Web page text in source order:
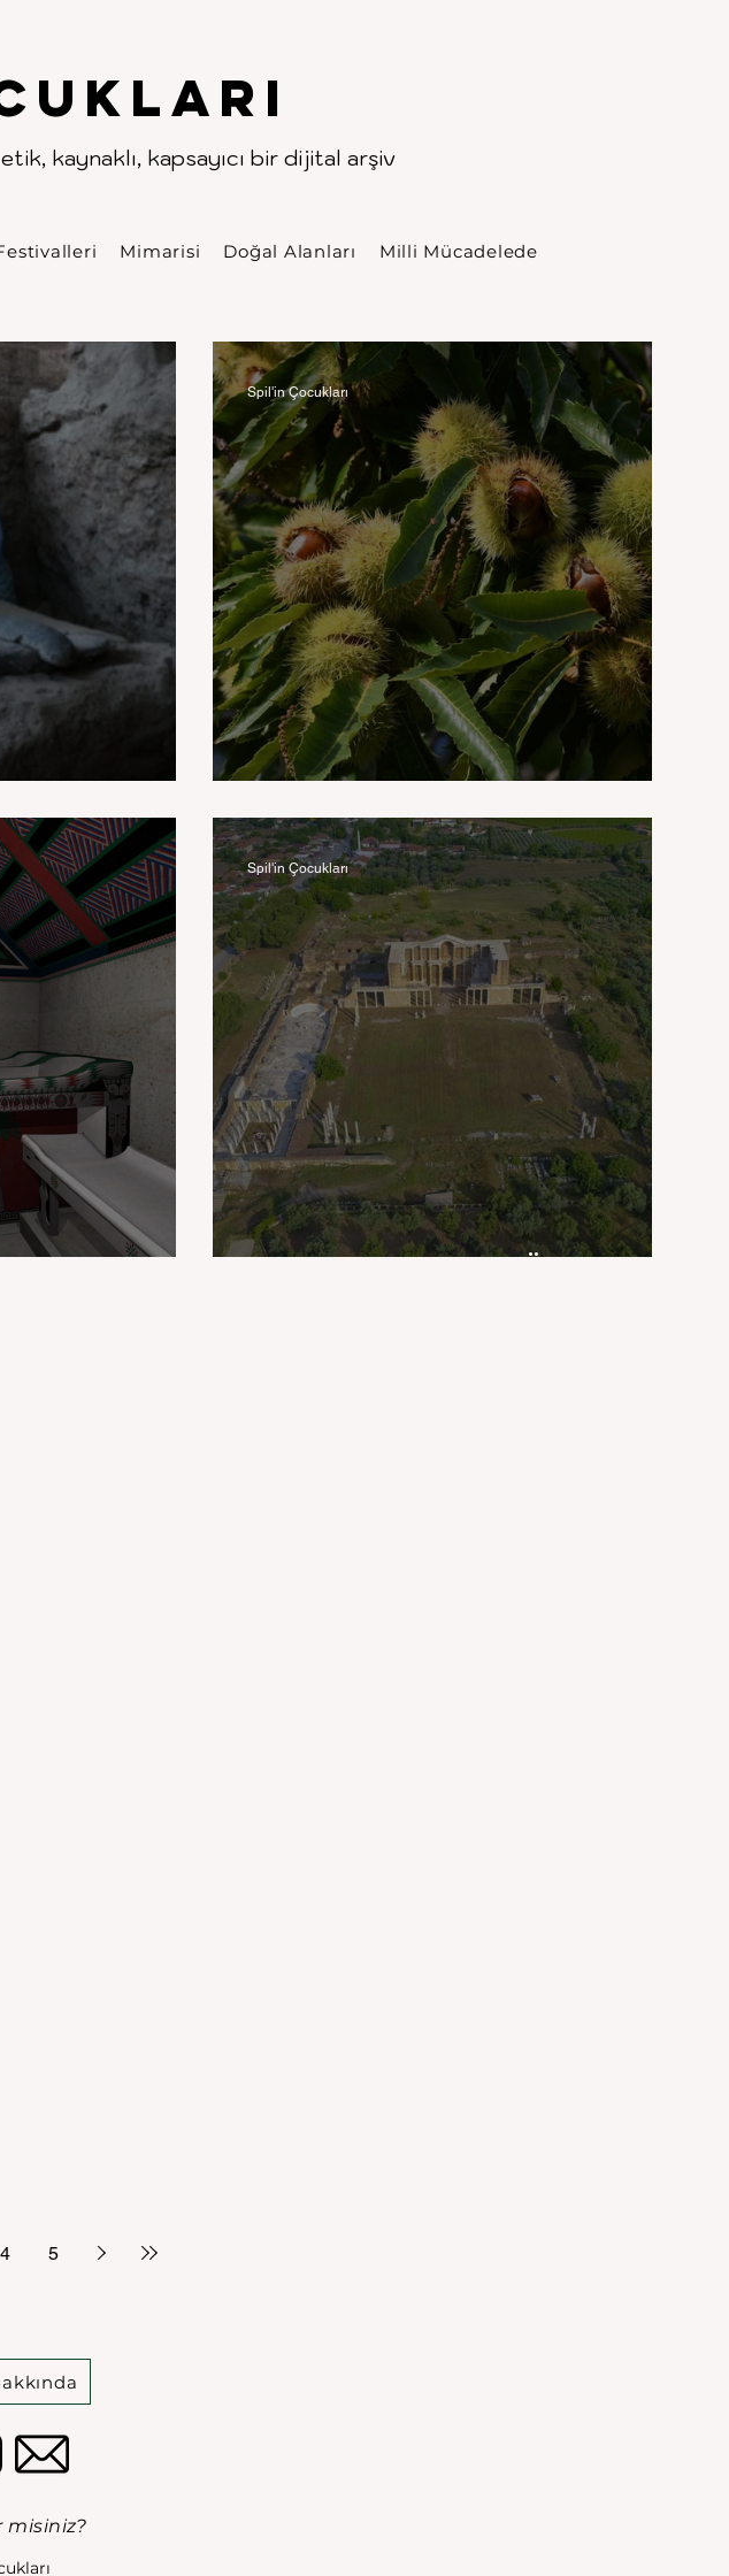
kaynaklı, kapsayıcı bir dijital arşiv
Mimarisi Doğal Alanları Milli Mücadelede
ve içtiler? Lidya elması mı, kestane mi?
Spil'in Çocukları
Lidya Döneminden Önce Lidya
Spil'in Çocukları
4 5
misiniz?